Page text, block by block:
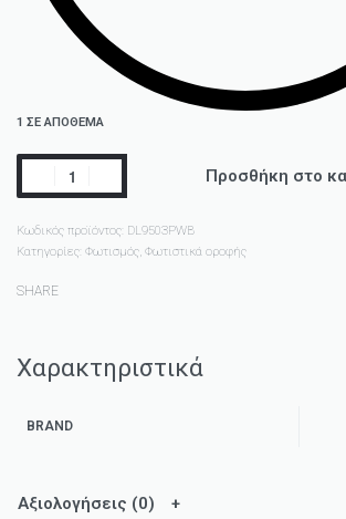
1 ΣΕ ΑΠΌΘΕΜΑ
Προσθήκη στο
Κωδικός προϊόντος: DL9503PWB
Κατηγορίες: Φωτισμός, Φωτιστικά οροφής
SHARE
Χαρακτηριστικά
BRAND
Αξιολογήσεις (0)